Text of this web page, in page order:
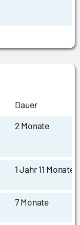
Dauer
2 Monate
1 Jahr 11 Monate
7 Monate